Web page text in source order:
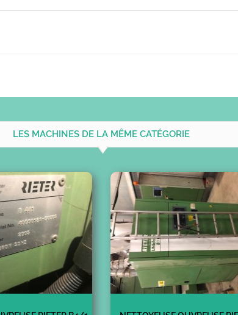
LES MACHINES DE LA MÊME CATÉGORIE